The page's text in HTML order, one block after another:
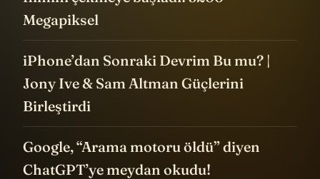
Megapiksel
iPhone’dan Sonraki Devrim Bu mu? |
Jony Ive & Sam Altman Güçlerini
Birleştirdi
Google, “Arama motoru öldü” diyen
ChatGPT’ye meydan okudu!